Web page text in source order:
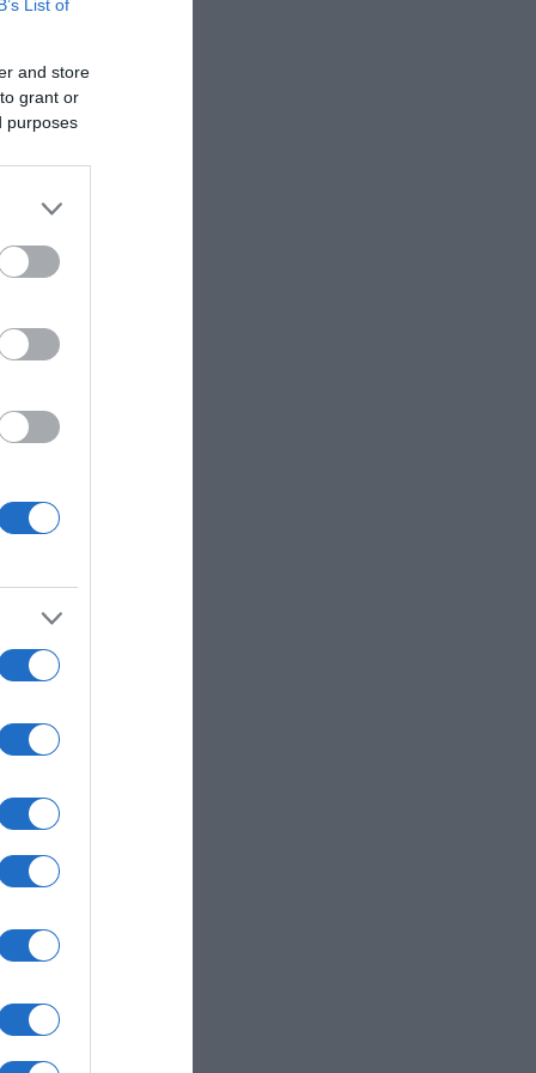
List of
and store
grant or
purposes
για